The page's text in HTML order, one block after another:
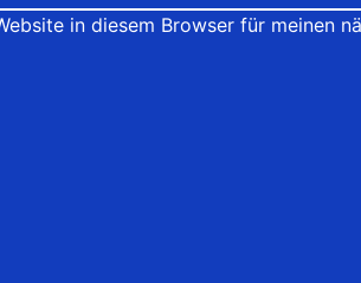
in diesem Browser für meinen